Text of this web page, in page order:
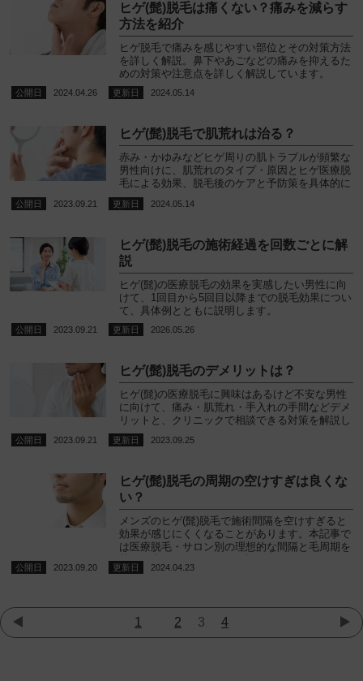
ヒゲ(髭)脱毛は痛くない？痛みを減らす
方法を紹介
ヒゲ脱毛で痛みを感じやすい部位とその対策方法
を詳しく解説。鼻下やあごなどの痛みを抑えるた
めの対策や注意点を詳しく解説しています。
2024.04.26 2024.05.14
ヒゲ(髭)脱毛で肌荒れは治る？
赤み・かゆみなどヒゲ周りの肌トラブルが頻繁な
男性向けに、肌荒れのタイプ・原因とヒゲ医療脱
毛による効果、脱毛後のケアと予防策を具体的に
紹介します。
2023.09.21 2024.05.14
ヒゲ(髭)脱毛の施術経過を回数ごとに解
説
ヒゲ(髭)の医療脱毛の効果を実感したい男性に向
けて、1回目から5回目以降までの脱毛効果につい
て、具体例とともに説明します。
2023.09.21 2026.05.26
ヒゲ(髭)脱毛のデメリットは？
ヒゲ(髭)の医療脱毛に興味はあるけど不安な男性
に向けて、痛み・肌荒れ・手入れの手間などデメ
リットと、クリニックで相談できる対策を解説し
ます。
2023.09.21 2023.09.25
ヒゲ(髭)脱毛の周期の空けすぎは良くな
い？
メンズのヒゲ(髭)脱毛で施術間隔を空けすぎると
効果が感じにくくなることがあります。本記事で
は医療脱毛・サロン別の理想的な間隔と毛周期を
基に、失敗しないコツを解説します。
2023.09.20 2024.04.23
1 2 3 4